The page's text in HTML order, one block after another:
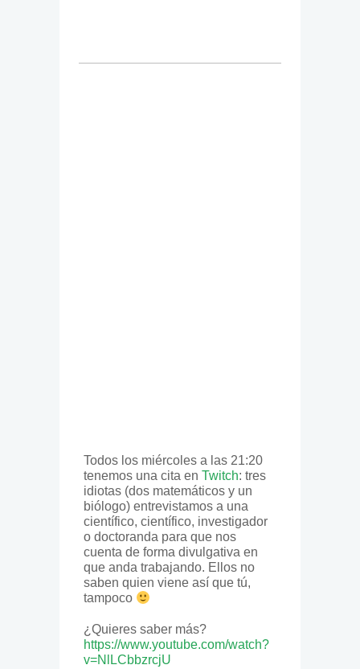
Todos los miércoles a las 21:20
tenemos una cita en Twitch: tres
idiotas (dos matemáticos y un
biólogo) entrevistamos a una
científico, científico, investigador
o doctoranda para que nos
cuenta de forma divulgativa en
que anda trabajando. Ellos no
saben quien viene así que tú,
tampoco
¿Quieres saber más?
https://www.youtube.com/watch?
v=NlLCbbzrcjU